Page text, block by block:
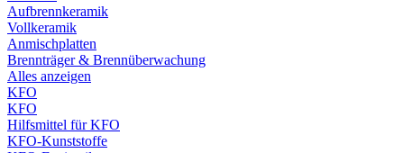
Aufbrennkeramik
Vollkeramik
Anmischplatten
Brennträger & Brennüberwachung
Alles anzeigen
KFO
KFO
Hilfsmittel für KFO
KFO-Kunststoffe